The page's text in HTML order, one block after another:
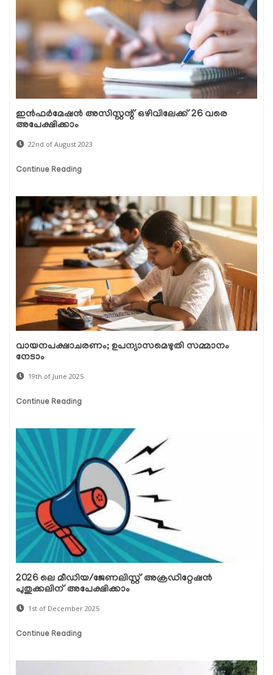
ഇന്‍ഫര്‍മേഷന്‍ അസിസ്റ്റന്റ് ഒഴിവിലേക്ക് 26 വരെ
അപേക്ഷിക്കാം
22nd of August 2023
Continue Reading
വായനപക്ഷാചരണം; ഉപന്യാസമെഴുതി സമ്മാനം
നേടാം
19th of June 2025
Continue Reading
2026 ലെ മീഡിയ/ജേണലിസ്റ്റ് അക്രഡിറ്റേഷൻ
പുതുക്കലിന് അപേക്ഷിക്കാം
1st of December 2025
Continue Reading